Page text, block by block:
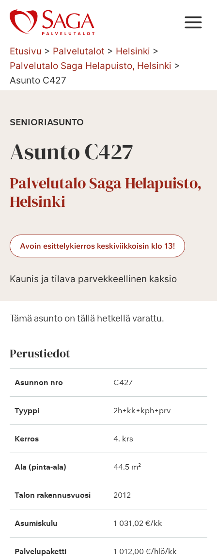
Siirry
sisältöön
Etusivu > Palvelutalot > Helsinki >
Palvelutalo Saga Helapuisto, Helsinki >
Asunto C427
SENIORIASUNTO
Asunto C427
Palvelutalo Saga Helapuisto,
Helsinki
Avoin esittelykierros keskiviikkoisin klo 13!
Kaunis ja tilava parvekkeellinen kaksio
Tämä asunto on tällä hetkellä varattu.
Perustiedot
Asunnon nro C427
Tyyppi 2h+kk+kph+prv
Kerros 4. krs
Ala (pinta-ala) 44.5 m²
Talon rakennusvuosi 2012
Asumiskulu 1 031,02 €/kk
Palvelupaketti 1 012,00 €/hlö/kk